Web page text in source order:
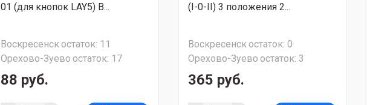
01 (для кнопок LAY5) B...
Воскресенскостаток: 11
Орехово-Зуево остаток: 17
88 руб.
(I-0-II) 3 положения 2...
Воскресенскостаток: 0
Орехово-Зуево остаток: 3
365 руб.